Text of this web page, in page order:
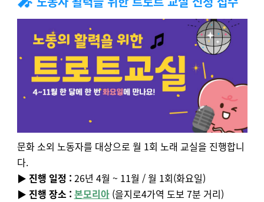
문화 소외 노동자를 대상으로 월 1회 노래 교실을 진행합니
다.
▶️ 진행 일정 : 26년 4월 ~ 11월 / 월 1회(화요일)
▶️ 진행 장소 : 본모리아 (을지로4가역 도보 7분 거리)